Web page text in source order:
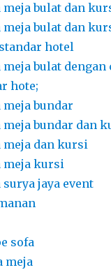
meja bulat dan
meja bulat dan
hotel
meja bulat dengan
hote;
meja bundar
meja bundar dan
meja dan kursi
meja kursi
surya jaya event
sofa
meja